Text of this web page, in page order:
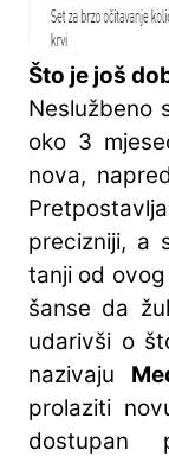
Što je još
Neslužbeno
oko 3
nova,
precizniji, a
tanji od ovog
šanse da
udarivši o
nazivaju
prolaziti
dostupan